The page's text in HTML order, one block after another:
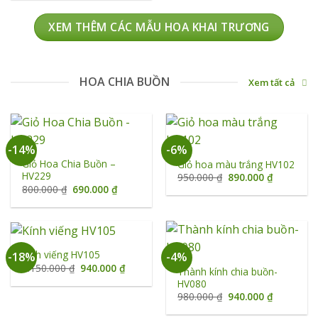
1.100.000 ₫.
XEM THÊM CÁC MẪU HOA KHAI TRƯƠNG
HOA CHIA BUỒN Xem tất cả
-14%
Giỏ Hoa Chia Buồn –
HV229
800.000₫ Giá
gốc
là:
690.000₫Giá
tại
-6%
Giỏ hoa màu trắng HV102
950.000₫ Giá
là:
890.000₫Giá
tại
-18%Kính viếng HV105
1.150.000₫ Giá
gốc
là:
940.000₫Giá
tại
-4%
Thành kính chia buồn-
HV080
980.000₫ Giá
gốc
là:
940.000₫Giá
tại